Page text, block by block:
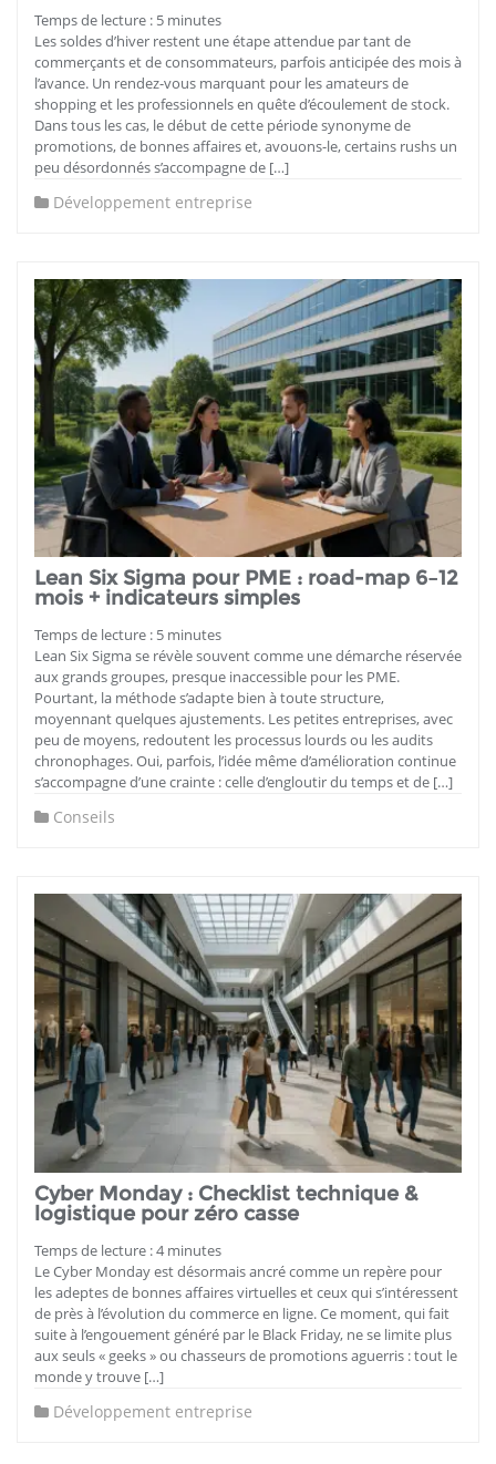
Temps de lecture : 5 minutes
Les soldes d’hiver restent une étape attendue par tant de
commerçants et de consommateurs, parfois anticipée des mois à
l’avance. Un rendez-vous marquant pour les amateurs de
shopping et les professionnels en quête d’écoulement de stock.
Dans tous les cas, le début de cette période synonyme de
promotions, de bonnes affaires et, avouons-le, certains rushs un
peu désordonnés s’accompagne de […]
Développement entreprise
Lean Six Sigma pour PME : road-map 6–12
mois + indicateurs simples
Temps de lecture : 5 minutes
Lean Six Sigma se révèle souvent comme une démarche réservée
aux grands groupes, presque inaccessible pour les PME.
Pourtant, la méthode s’adapte bien à toute structure,
moyennant quelques ajustements. Les petites entreprises, avec
peu de moyens, redoutent les processus lourds ou les audits
chronophages. Oui, parfois, l’idée même d’amélioration continue
s’accompagne d’une crainte : celle d’engloutir du temps et de […]
Conseils
Cyber Monday : Checklist technique &
logistique pour zéro casse
Temps de lecture :4 minutes
Le Cyber Monday est désormais ancré comme un repère pour
les adeptes de bonnes affaires virtuelles et ceux qui s’intéressent
de près à l’évolution du commerce en ligne. Ce moment, qui fait
suite à l’engouement généré par le Black Friday, ne se limite plus
aux seuls « geeks » ou chasseurs de promotions aguerris : tout le
monde y trouve […]
Développement entreprise